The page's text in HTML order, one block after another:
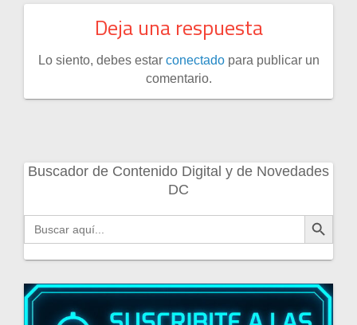
Deja una respuesta
Lo siento, debes estar conectadopara publicar un
comentario.
Buscador de Contenido Digital y de Novedades
DC
Buscar: Botón de búsqueda